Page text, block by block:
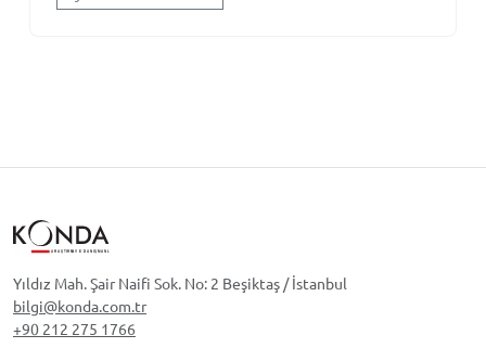
Yıldız Mah. Şair Naifi Sok. No: 2 Beşiktaş / İstanbul
bilgi@konda.com.tr
+90 212 275 1766